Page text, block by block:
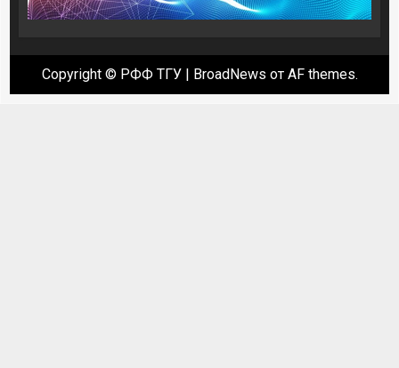
Copyright © РФФ ТГУ BroadNews от AF themes.